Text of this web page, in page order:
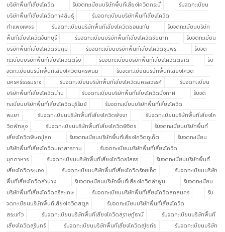
บริษัทพื้นที่เสี่ยงโควิด
รับจดทะเบียนบริษัทพื้นที่เสี่ยงโควิดกระบี่
รับจดทะเบียน
บริษัทพื้นที่เสี่ยงโควิดกาฬสินธุ์
รับจดทะเบียนบริษัทพื้นที่เสี่ยงโควิด
กำแพงเพชร
รับจดทะเบียนบริษัทพื้นที่เสี่ยงโควิดขอนแก่น
รับจดทะเบียนบริษัท
พื้นที่เสี่ยงโควิดจันทบุรี
รับจดทะเบียนบริษัทพื้นที่เสี่ยงโควิดชัยนาท
รับจดทะเบียน
บริษัทพื้นที่เสี่ยงโควิดชัยภูมิ
รับจดทะเบียนบริษัทพื้นที่เสี่ยงโควิดชุมพร
รับจด
ทะเบียนบริษัทพื้นที่เสี่ยงโควิดตรัง
รับจดทะเบียนบริษัทพื้นที่เสี่ยงโควิดตราด
รับ
จดทะเบียนบริษัทพื้นที่เสี่ยงโควิดนครพนม
รับจดทะเบียนบริษัทพื้นที่เสี่ยงโควิด
นครศรีธรรมราช
รับจดทะเบียนบริษัทพื้นที่เสี่ยงโควิดนครสวรรค์
รับจดทะเบียน
บริษัทพื้นที่เสี่ยงโควิดน่าน
รับจดทะเบียนบริษัทพื้นที่เสี่ยงโควิดบึงกาฬ
รับจด
ทะเบียนบริษัทพื้นที่เสี่ยงโควิดบุรีรัมย์
รับจดทะเบียนบริษัทพื้นที่เสี่ยงโควิด
พะเยา
รับจดทะเบียนบริษัทพื้นที่เสี่ยงโควิดพังงา
รับจดทะเบียนบริษัทพื้นที่เสี่ยงโค
วิดพัทลุง
รับจดทะเบียนบริษัทพื้นที่เสี่ยงโควิดพิจิตร
รับจดทะเบียนบริษัทพื้นที่
เสี่ยงโควิดพิษณุโลก
รับจดทะเบียนบริษัทพื้นที่เสี่ยงโควิดภูเก็ต
รับจดทะเบียน
บริษัทพื้นที่เสี่ยงโควิดมหาสารคาม
รับจดทะเบียนบริษัทพื้นที่เสี่ยงโควิด
มุกดาหาร
รับจดทะเบียนบริษัทพื้นที่เสี่ยงโควิดยโสธร
รับจดทะเบียนบริษัทพื้นที่
เสี่ยงโควิดระนอง
รับจดทะเบียนบริษัทพื้นที่เสี่ยงโควิดร้อยเอ็ด
รับจดทะเบียนบริษัท
พื้นที่เสี่ยงโควิดลำปาง
รับจดทะเบียนบริษัทพื้นที่เสี่ยงโควิดลำพูน
รับจดทะเบียน
บริษัทพื้นที่เสี่ยงโควิดศรีสะเกษ
รับจดทะเบียนบริษัทพื้นที่เสี่ยงโควิดสกลนคร
รับ
จดทะเบียนบริษัทพื้นที่เสี่ยงโควิดสตูล
รับจดทะเบียนบริษัทพื้นที่เสี่ยงโควิด
สระแก้ว
รับจดทะเบียนบริษัทพื้นที่เสี่ยงโควิดสุราษฎ์ธานี
รับจดทะเบียนบริษัทพื้นที่
เสี่ยงโควิดสุรินทร์
รับจดทะเบียนบริษัทพื้นที่เสี่ยงโควิดสุโขทัย
รับจดทะเบียนบริษัท